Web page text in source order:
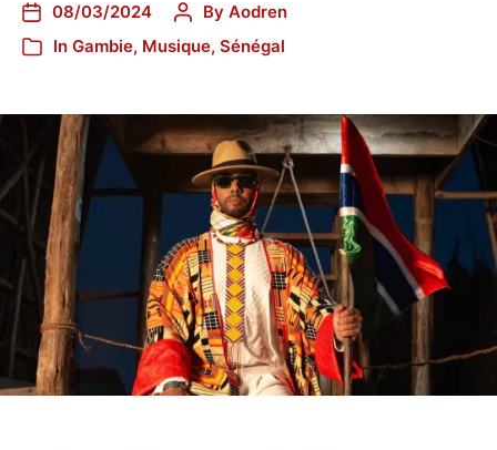
08/03/2024 By Aodren
In Gambie, Musique, Sénégal